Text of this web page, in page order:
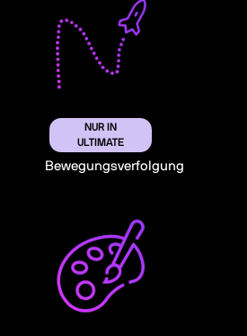
NUR IN
ULTIMATE
Bewegungsverfolgung